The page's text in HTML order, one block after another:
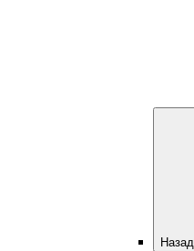
Назад